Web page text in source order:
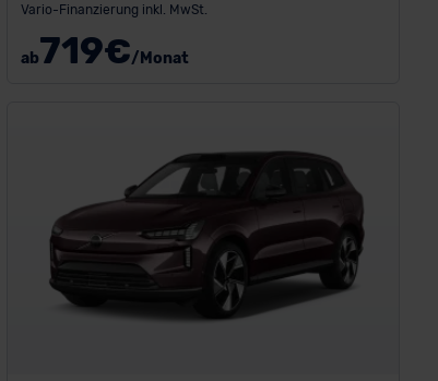
Vario-Finanzierung inkl. MwSt.
ab719€/Monat